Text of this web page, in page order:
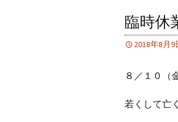
臨時休
2018年8月9
８／１０（
若くして亡